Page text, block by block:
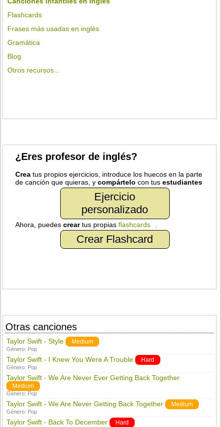
Flashcards
Frases más usadas en inglés
Gramática
Blog
Otros recursos...
¿Eres profesor de inglés?
Crea tus propios ejercicios, introduce los huecos en la parte
de canción que quieras, ycompártelo con tusestudiantes
Ejercicio
personalizado
Ahora, puedescreartus propiasflashcards
Crear Flashcard
Otras canciones
Taylor Swift - Style Medium
Género: Pop
Taylor Swift - I Knew You Were A Trouble Hard
Género: Pop
Taylor Swift - We Are Never Ever Getting Back Together
Medium
Género: Pop
Taylor Swift - We Are Never Getting Back Together Medium
Género: Pop
Taylor Swift - Back To December Hard